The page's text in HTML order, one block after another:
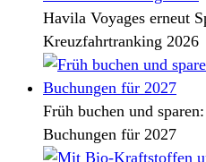
Havila Voyages erneut
Kreuzfahrtranking 2026
Früh buchen und
Buchungen für 2027